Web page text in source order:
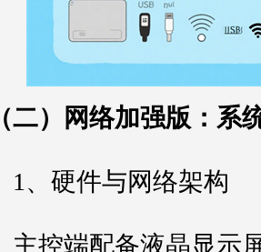
（二）网络加强版：系
1、硬件与网络架构
主控端配备液晶显示